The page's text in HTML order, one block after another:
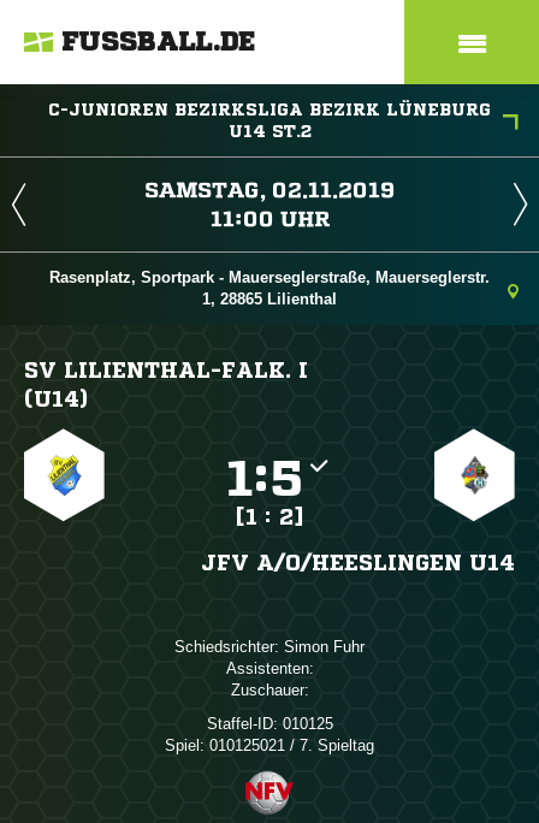
FUSSBALL.DE
C-JUNIOREN BEZIRKSLIGA BEZIRK LÜNEBURG
U14 ST.2
 
 
Rasenplatz, Sportpark - Mauerseglerstraße, Mauerseglerstr.
1, 28865 Lilienthal
SV LILIENTHAL-FALK. I
(U14)
:
[1 : 2]
JFV A/​O/​HEESLINGEN U14
Schiedsrichter:  
Assistenten:
Zuschauer:
Staffel-ID: 010125
Spiel: 010125021 / 7. Spieltag